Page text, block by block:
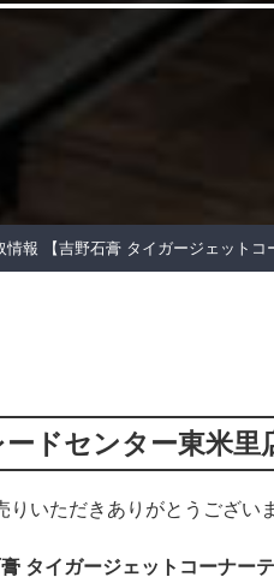
情報 【吉野石膏 タイガージェットコ
ドセンター東米里
りいただきありがとうござい
タイガージェットコーナー